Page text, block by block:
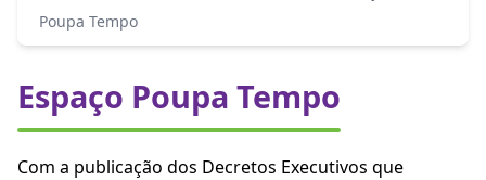
Poupa Tempo
Espaço Poupa Tempo
Com a publicação dos Decretos Executivos que